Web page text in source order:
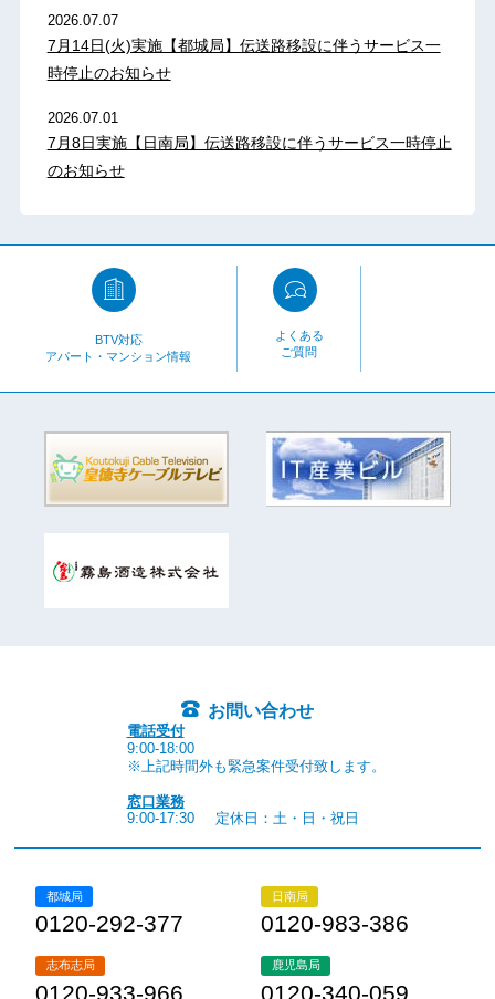
2026.07.07
7月14日(火)実施【都城局】伝送路移設に伴うサービス一
時停止のお知らせ
2026.07.01
7月8日実施【日南局】伝送路移設に伴うサービス一時停止
のお知らせ
BTV対応
アパート・マンション情報
よくある
ご質問
お問い合わせ
電話受付
9:00-18:00
※上記時間外も緊急案件受付致します。
窓口業務
9:00-17:30
定休日：土・日・祝日
都城局
0120-292-377
日南局
0120-983-386
志布志局
0120-933-966
鹿児島局
0120-340-059